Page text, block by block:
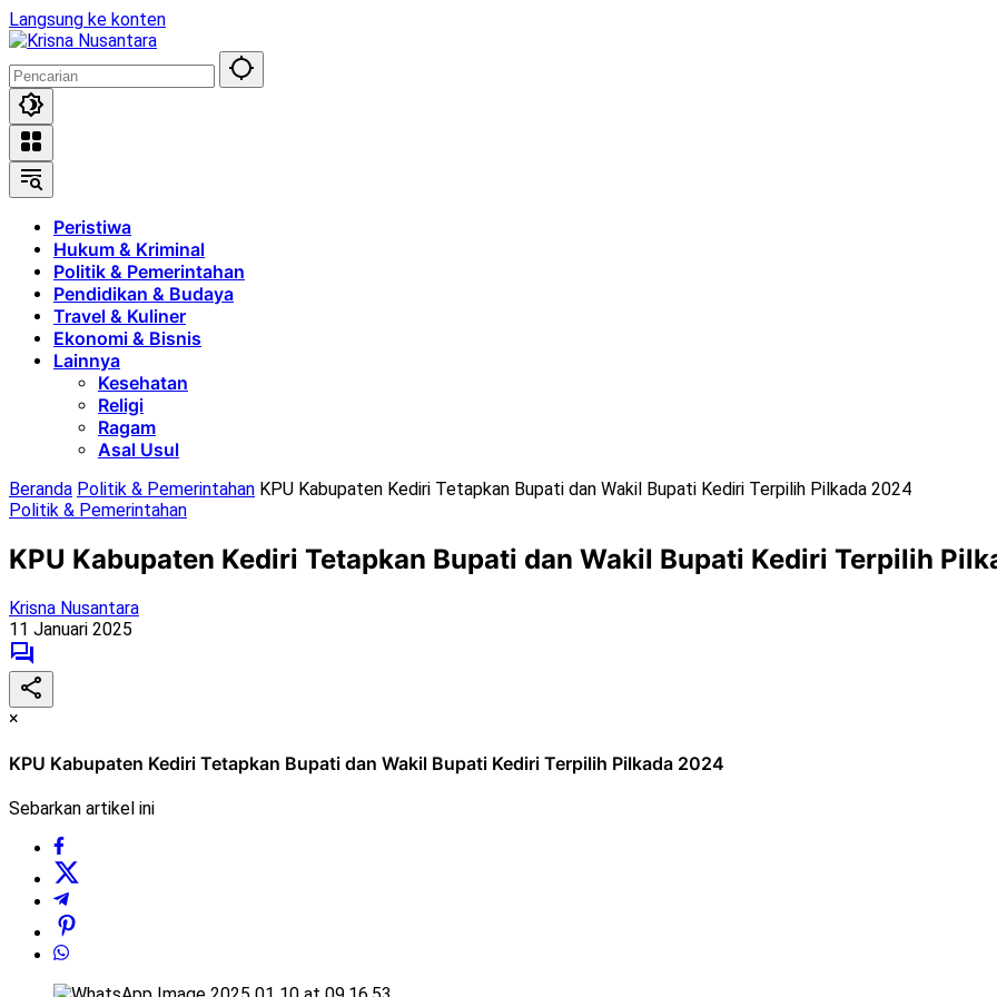
Langsung ke konten
Peristiwa
Hukum & Kriminal
Politik & Pemerintahan
Pendidikan & Budaya
Travel & Kuliner
Ekonomi & Bisnis
Lainnya
Kesehatan
Religi
Ragam
Asal Usul
Beranda Politik & Pemerintahan KPU Kabupaten Kediri Tetapkan Bupati dan Wakil Bupati Kediri Terpilih Pilkada 2024
Politik & Pemerintahan
KPU Kabupaten Kediri Tetapkan Bupati dan Wakil Bupati Kediri Terpilih
Krisna Nusantara
11 Januari 2025
×
KPU Kabupaten Kediri Tetapkan Bupati dan Wakil Bupati Kediri Terpilih Pilkada 2024
Sebarkan artikel ini